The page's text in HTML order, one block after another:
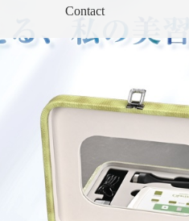
Contact